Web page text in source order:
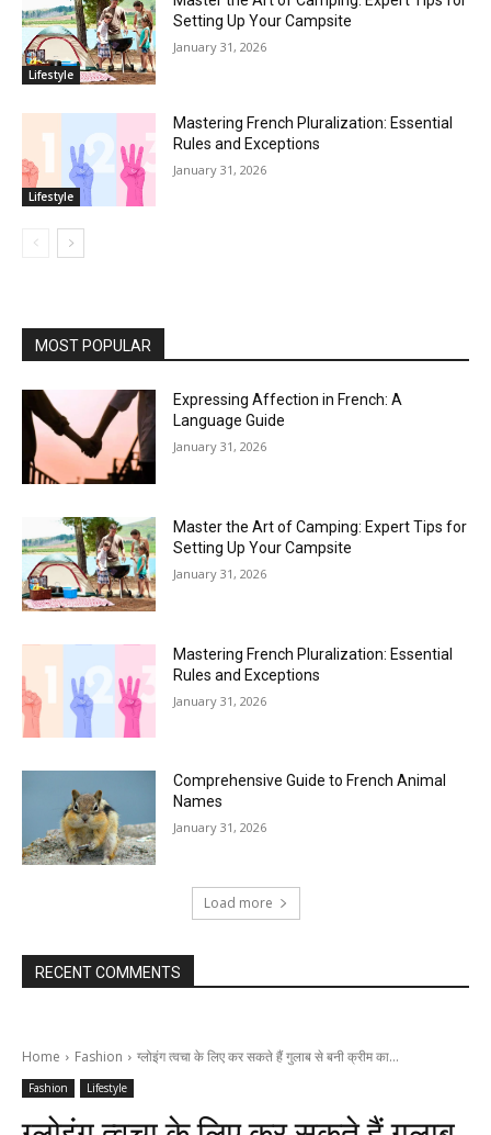
Lifestyle
Setting Up Your Campsite
January 31, 2026
Lifestyle
Mastering French Pluralization: Essential
Rules and Exceptions
January 31, 2026
MOST POPULAR
Expressing Affection in French: A
Language Guide
January 31, 2026
Master the Art of Camping: Expert Tips for
Setting Up Your Campsite
January 31, 2026
Mastering French Pluralization: Essential
Rules and Exceptions
January 31, 2026
Comprehensive Guide to French Animal
Names
January 31, 2026
Load more
RECENT COMMENTS